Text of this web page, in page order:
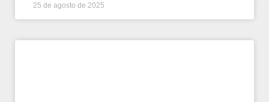
25 de agosto de 2025